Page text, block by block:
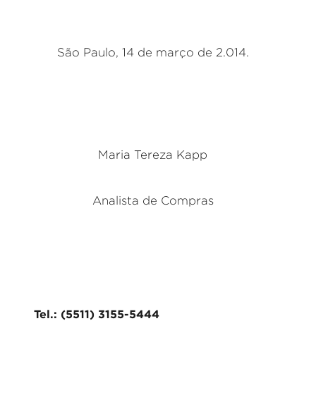
São Paulo, 14 de março de 2.014.
Maria Tereza Kapp
Analista de Compras
Tel.: (5511) 3155-5444